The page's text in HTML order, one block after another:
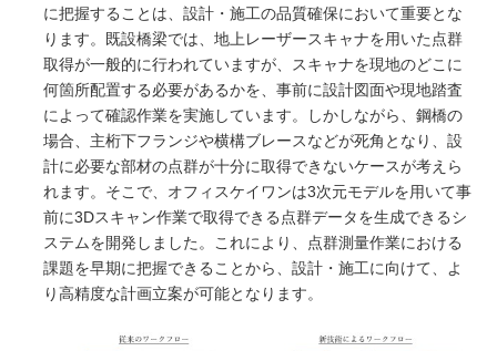
に把握することは、設計・施工の品質確保において重要とな
ります。既設橋梁では、地上レーザースキャナを用いた点群
取得が一般的に行われていますが、スキャナを現地のどこに
何箇所配置する必要があるかを、事前に設計図面や現地踏査
によって確認作業を実施しています。しかしながら、鋼橋の
場合、主桁下フランジや横構ブレースなどが死角となり、設
計に必要な部材の点群が十分に取得できないケースが考えら
れます。そこで、オフィスケイワンは3次元モデルを用いて事
前に3Dスキャン作業で取得できる点群データを生成できるシ
ステムを開発しました。これにより、点群測量作業における
課題を早期に把握できることから、設計・施工に向けて、よ
り高精度な計画立案が可能となります。